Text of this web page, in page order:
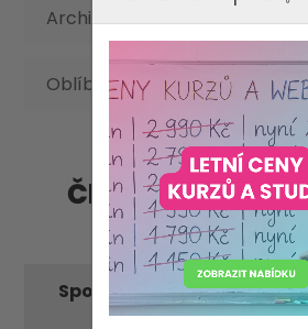
Archiv článků
Oblíbená hesla
Články -
'duben'
Sportovní aktivity pro
věku